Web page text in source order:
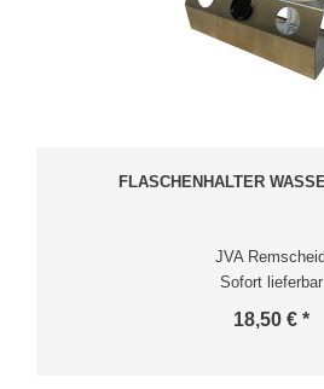
FLASCHENHALTER
JVA Remscheid
Sofort lieferbar
18,50 € *